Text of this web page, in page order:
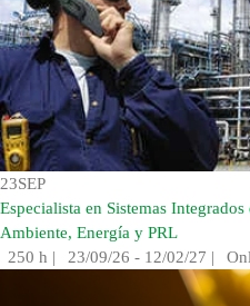
23SEP
Especialista en Sistemas
Ambiente, Energía y PRL
250 h | 23/09/26 - 12/02/27 |